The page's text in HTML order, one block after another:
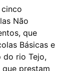
Não
que
Básicas e
do rio Tejo,
prestam